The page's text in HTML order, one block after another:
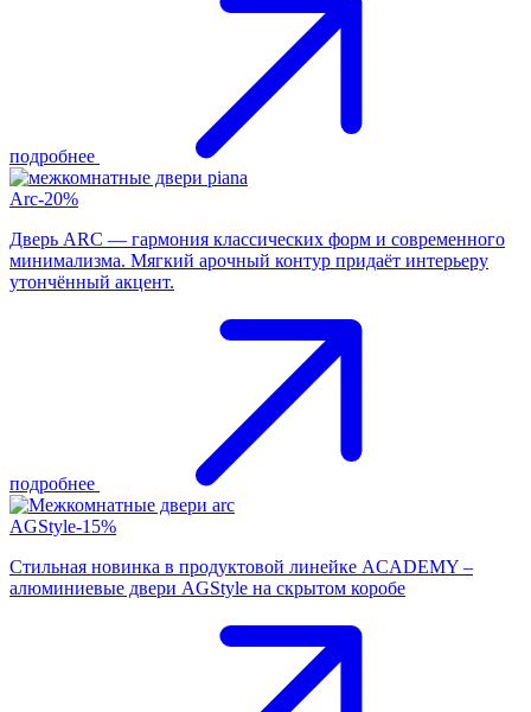
подробнее
Arc-20%
Дверь ARC — гармония классических форм и современного
минимализма. Мягкий арочный контур придаёт интерьеру
утончённый акцент.
подробнее
AGStyle-15%
Стильная новинка в продуктовой линейке ACADEMY –
алюминиевые двери AGStyle на скрытом коробе